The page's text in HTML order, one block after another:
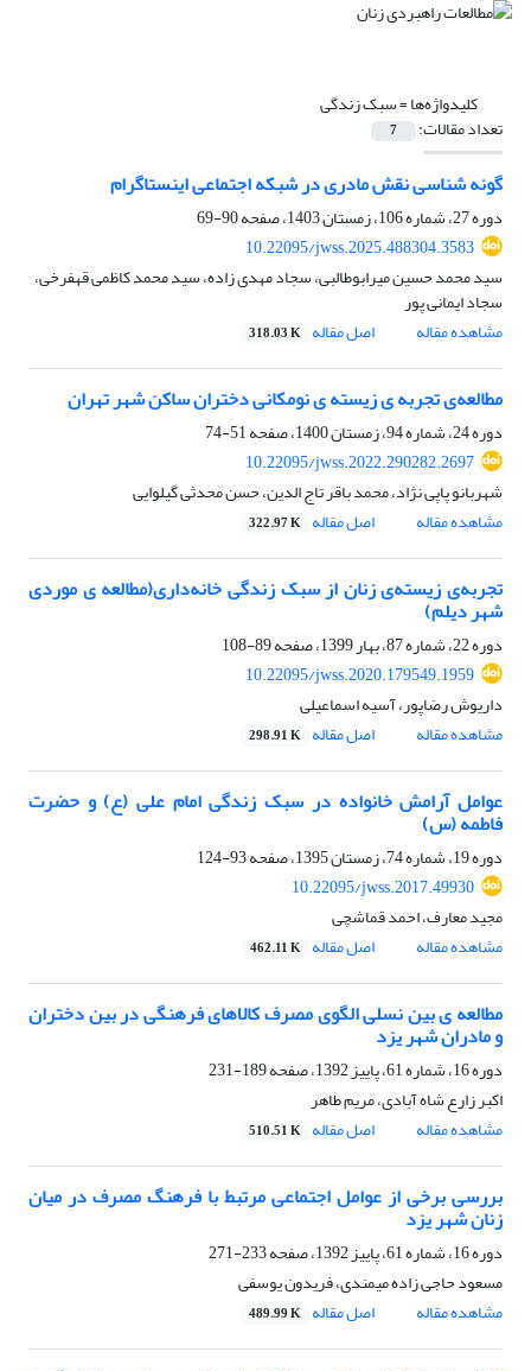
کلیدواژه‌ها =سبک زندگی
تعداد مقالات: 7
گونه شناسی نقش مادری در شبکه اجتماعی اینستاگرام
دوره 27، شماره 106، زمستان 1403، صفحه
90-69
10.22095/jwss.2025.488304.3583
سید محمد حسین میرابوطالبی، سجاد مهدی زاده، سید محمد کاظمی قهفرخی،
سجاد ایمانی پور
مشاهده مقاله
اصل مقاله 318.03 K
مطالعه‌ی تجربه ی زیسته ی نومکانی دختران ساکن شهر تهران
دوره 24، شماره 94، زمستان 1400، صفحه
51-74
10.22095/jwss.2022.290282.2697
شهربانو پاپی نژاد، محمد باقر تاج الدین، حسن محدثی گیلوایی
مشاهده مقاله
اصل مقاله 322.97 K
تجربه‌ی زیسته‌ی زنان از سبک زندگی خانه‌داری(مطالعه ی موردی
شهر دیلم)
دوره 22، شماره 87، بهار 1399، صفحه
89-108
10.22095/jwss.2020.179549.1959
داریوش رضاپور، آسیه اسماعیلی
مشاهده مقاله
اصل مقاله 298.91 K
عوامل آرامش خانواده در سبک زندگی امام علی (ع) و حضرت
فاطمه (س)
دوره 19، شماره 74، زمستان 1395، صفحه
93-124
10.22095/jwss.2017.49930
مجید معارف، احمد قماشچی
مشاهده مقاله
اصل مقاله 462.11 K
مطالعه ی بین نسلی الگوی مصرف کالاهای فرهنگی در بین دختران
و مادران شهر یزد
دوره 16، شماره 61، پاییز 1392، صفحه
189-231
اکبر زارع شاه آبادی، مریم طاهر
مشاهده مقاله
اصل مقاله 510.51 K
بررسی برخی از عوامل اجتماعی مرتبط با فرهنگ مصرف در میان
زنان شهر یزد
دوره 16، شماره 61، پاییز 1392، صفحه
233-271
مسعود حاجی زاده میمندی، فریدون یوسفی
مشاهده مقاله
اصل مقاله 489.99 K